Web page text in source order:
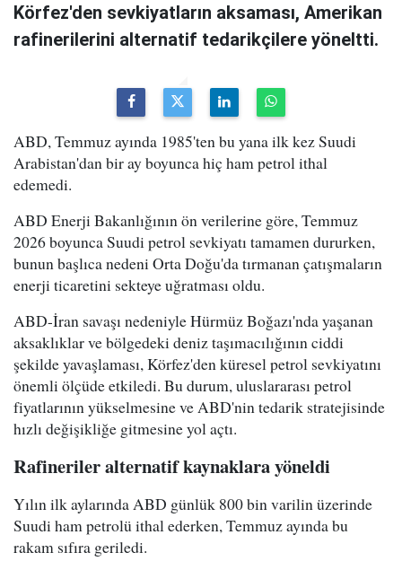
Körfez'den sevkiyatların aksaması, Amerikan
rafinerilerini alternatif tedarikçilere yöneltti.
ABD, Temmuz ayında 1985'ten bu yana ilk kez Suudi
Arabistan'dan bir ay boyunca hiç ham petrol ithal
edemedi.
ABD Enerji Bakanlığının ön verilerine göre, Temmuz
2026 boyunca Suudi petrol sevkiyatı tamamen dururken,
bunun başlıca nedeni Orta Doğu'da tırmanan çatışmaların
enerji ticaretini sekteye uğratması oldu.
ABD-İran savaşı nedeniyle Hürmüz Boğazı'nda yaşanan
aksaklıklar ve bölgedeki deniz taşımacılığının ciddi
şekilde yavaşlaması, Körfez'den küresel petrol sevkiyatını
önemli ölçüde etkiledi. Bu durum, uluslararası petrol
fiyatlarının yükselmesine ve ABD'nin tedarik stratejisinde
hızlı değişikliğe gitmesine yol açtı.
Rafineriler alternatif kaynaklara yöneldi
Yılın ilk aylarında ABD günlük 800 bin varilin üzerinde
Suudi ham petrolü ithal ederken, Temmuz ayında bu
rakam sıfıra geriledi.